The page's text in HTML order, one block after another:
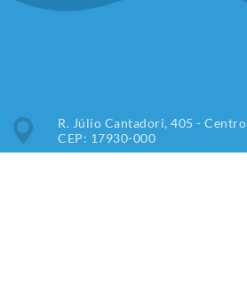
R. Júlio Cantadori, 405 - Centro
CEP: 17930-000